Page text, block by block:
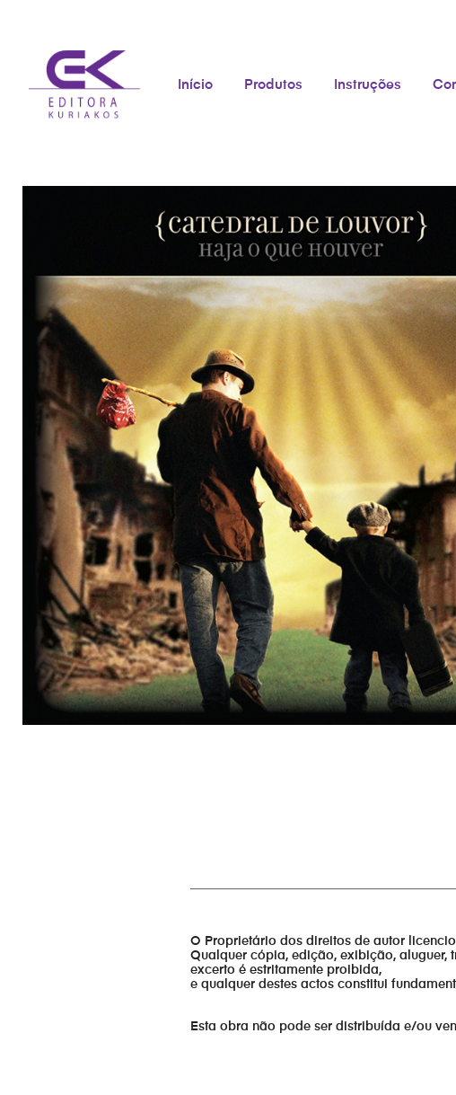
Início Produtos Instruções
O Proprietário dos direitos de autor
Qualquer cópia, edição, exibição,
excerto é estritamente proibida,
e qualquer destes actos constitui
Esta obra não pode ser distribuída e/ou